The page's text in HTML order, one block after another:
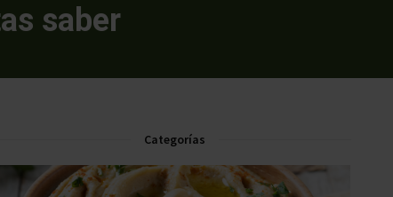
saber
Categorías